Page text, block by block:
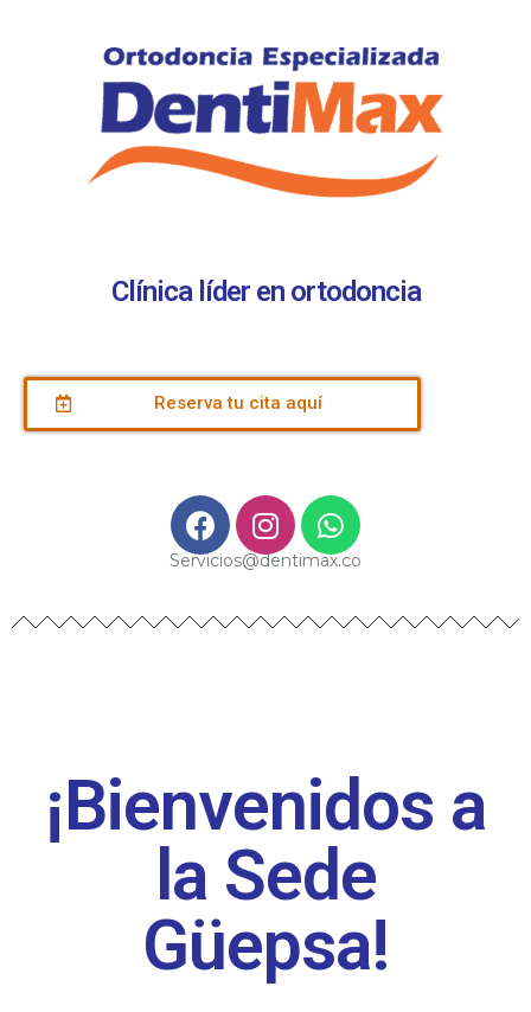
Clínica líder en ortodoncia
Reserva tu cita aquí
Servicios@dentimax.co
¡Bienvenidos a
la Sede
Güepsa!